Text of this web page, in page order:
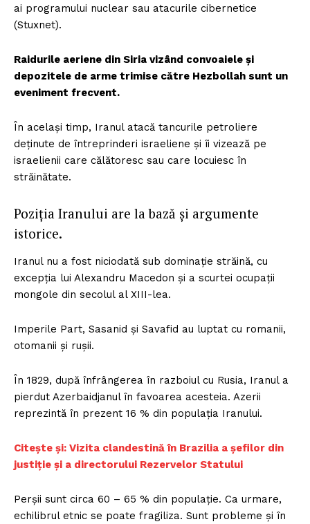
FREEDOM HOUSE ROMÂNIA
PRESShub
Despre noi / Echipa
Proiecte editoriale
Rețea
Contact
ai programului nuclear sau atacurile cibernetice
(Stuxnet).
Raidurile aeriene din Siria vizând convoaiele și
depozitele de arme trimise către Hezbollah sunt un
eveniment frecvent.
În același timp, Iranul atacă tancurile petroliere
deținute de întreprinderi israeliene și îi vizează pe
israelienii care călătoresc sau care locuiesc în
străinătate.
Poziția Iranului are la bază și argumente
istorice.
Iranul nu a fost niciodată sub dominație străină, cu
excepția lui Alexandru Macedon și a scurtei ocupații
mongole din secolul al XIII-lea.
Imperile Part, Sasanid și Savafid au luptat cu romanii,
otomanii și rușii.
În 1829, după înfrângerea în razboiul cu Rusia, Iranul a
pierdut Azerbaidjanul în favoarea acesteia. Azerii
reprezintă în prezent 16 % din populația Iranului.
Citește și: Vizita clandestină în Brazilia a șefilor din
justiție și a directorului Rezervelor Statului
Perșii sunt circa 60 – 65 % din populație. Ca urmare,
echilibrul etnic se poate fragiliza. Sunt probleme și în